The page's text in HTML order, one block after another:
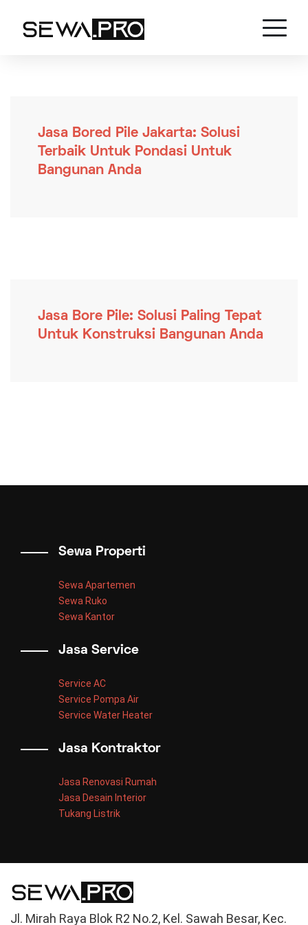
Jasa Bored Pile Jakarta: Solusi
Terbaik Untuk Pondasi Untuk
Bangunan Anda
Jasa Bore Pile: Solusi Paling Tepat
Untuk Konstruksi Bangunan Anda
Sewa Properti
Sewa Apartemen
Sewa Ruko
Sewa Kantor
Jasa Service
Service AC
Service Pompa Air
Service Water Heater
Jasa Kontraktor
Jasa Renovasi Rumah
Jasa Desain Interior
Tukang Listrik
Jl. Mirah Raya Blok R2 No.2, Kel. Sawah Besar, Kec.